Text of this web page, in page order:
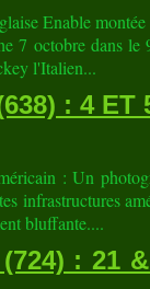
Enable
7 octobre dans
l'Italien...
: 4 ET
: Un
infrastructures
bluffante....
: 21